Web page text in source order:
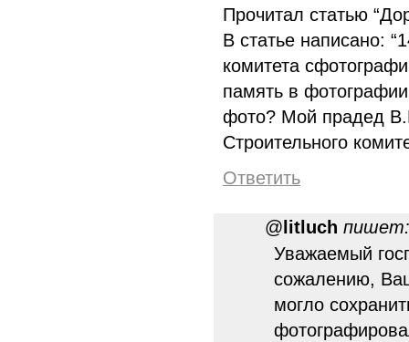
Прочитал статью
В статье написано:
комитета
память в
фото? Мой прадед
Строительного
Ответить
@ litluch пишет:
Уважаемый
сожалению,
могло